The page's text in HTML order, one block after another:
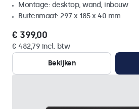
Montage: desktop, wand, inbouw
Buitenmaat: 297 x 185 x 40 mm
€ 399,00
€ 482,79 incl. btw
Bekijken